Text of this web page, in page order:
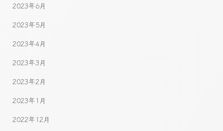
2023年6月
2023年5月
2023年4月
2023年3月
2023年2月
2023年1月
2022年12月